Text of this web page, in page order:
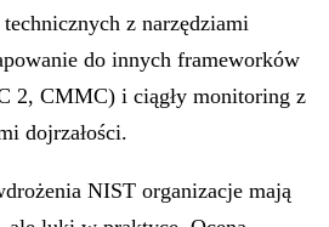
z narzędziami
do innych frameworków
2, CMMC) i ciągły monitoring z
dojrzałości.
NIST organizacje mają